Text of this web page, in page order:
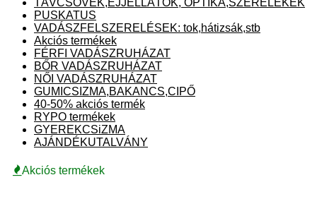
TÁVCSÖVEK,ÉJJELLÁTÓK, OPTIKA,SZERELÉKEK
PUSKATUS
VADÁSZFELSZERELÉSEK: tok,hátizsák,stb
Akciós termékek
FÉRFI VADÁSZRUHÁZAT
BŐR VADÁSZRUHÁZAT
NŐI VADÁSZRUHÁZAT
GUMICSIZMA,BAKANCS,CIPŐ
40-50% akciós termék
RYPO termékek
GYEREKCSiZMA
AJÁNDÉKUTALVÁNY
Akciós termékek